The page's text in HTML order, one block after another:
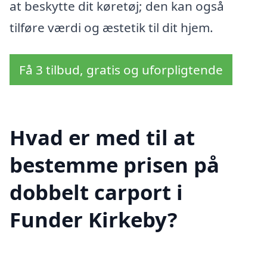
at beskytte dit køretøj; den kan også
tilføre værdi og æstetik til dit hjem.
Få 3 tilbud, gratis og uforpligtende
Hvad er med til at
bestemme prisen på
dobbelt carport i
Funder Kirkeby?